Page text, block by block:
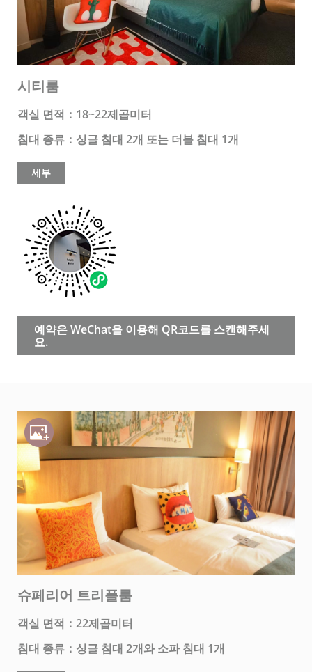
시티룸
객실 면적：18~22제곱미터
침대 종류：싱글 침대 2개 또는 더블 침대 1개
세부
예약은 WeChat을 이용해 QR코드를 스캔해주세
요.
슈페리어 트리플룸
객실 면적：22제곱미터
침대 종류：싱글 침대 2개와 소파 침대 1개